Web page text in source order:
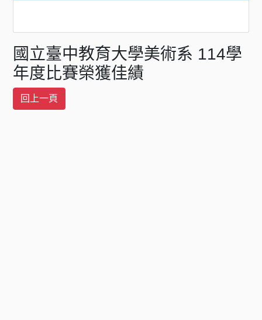
國立臺中教育大學美術系 114學
年度比賽榮獲佳績